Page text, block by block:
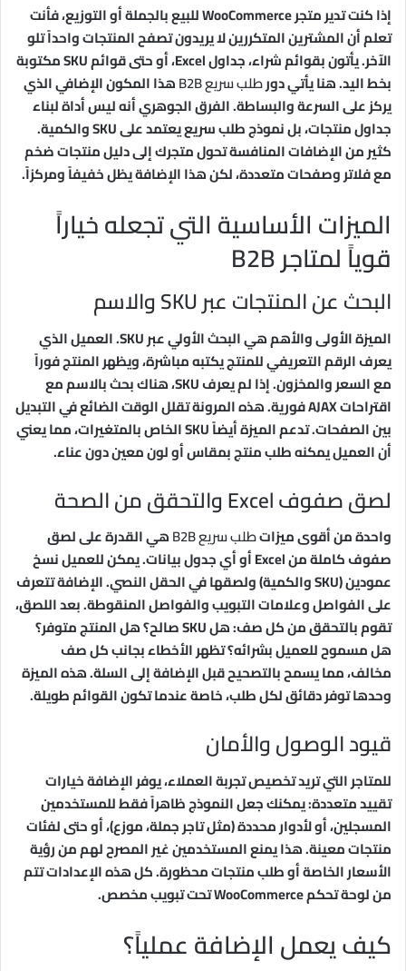
إذا كنت تدير متجر WooCommerce للبيع بالجملة أو التوزيع، فأنت
تعلم أن المشترين المتكررين لا يريدون تصفح المنتجات واحداً تلو
الآخر. يأتون بقوائم شراء، جداول Excel، أو حتى قوائم SKU مكتوبة
بخط اليد. هنا يأتي دورطلب سريع B2B
هذا المكون الإضافي الذي
يركز على السرعة والبساطة. الفرق الجوهري أنه ليس أداة لبناء
جداول منتجات، بل نموذج طلب سريع يعتمد على SKU والكمية.
كثير من الإضافات المنافسة تحول متجرك إلى دليل منتجات ضخم
مع فلاتر وصفحات متعددة، لكن هذا الإضافة يظل خفيفاً ومركزاً.
الميزات الأساسية التي تجعله خياراً
قوياً لمتاجر B2B
البحث عن المنتجات عبر SKU والاسم
الميزة الأولى والأهم هي البحث الأولي عبر SKU. العميل الذي
يعرف الرقم التعريفي للمنتج يكتبه مباشرة، ويظهر المنتج فوراً
مع السعر والمخزون. إذا لم يعرف SKU، هناك بحث بالاسم مع
اقتراحات AJAX فورية. هذه المرونة تقلل الوقت الضائع في التبديل
بين الصفحات. تدعم الميزة أيضاً SKU الخاص بالمتغيرات، مما يعني
أن العميل يمكنه طلب منتج بمقاس أو لون معين دون عناء.
لصق صفوف Excel والتحقق من الصحة
واحدة من أقوى ميزاتطلب سريع B2B
هي القدرة على لصق
صفوف كاملة من Excel أو أي جدول بيانات. يمكن للعميل نسخ
عمودين (SKU والكمية) ولصقها في الحقل النصي. الإضافة تتعرف
على الفواصل وعلامات التبويب والفواصل المنقوطة. بعد اللصق،
تقوم بالتحقق من كل صف: هل SKU صالح؟ هل المنتج متوفر؟
هل مسموح للعميل بشرائه؟ تظهر الأخطاء بجانب كل صف
مخالف، مما يسمح بالتصحيح قبل الإضافة إلى السلة. هذه الميزة
وحدها توفر دقائق لكل طلب، خاصة عندما تكون القوائم طويلة.
قيود الوصول والأمان
للمتاجر التي تريد تخصيص تجربة العملاء، يوفر الإضافة خيارات
تقييد متعددة: يمكنك جعل النموذج ظاهراً فقط للمستخدمين
المسجلين، أو لأدوار محددة (مثل تاجر جملة، موزع)، أو حتى لفئات
منتجات معينة. هذا يمنع المستخدمين غير المصرح لهم من رؤية
الأسعار الخاصة أو طلب منتجات محظورة. كل هذه الإعدادات تتم
من لوحة تحكم WooCommerce تحت تبويب مخصص.
كيف يعمل الإضافة عملياً؟